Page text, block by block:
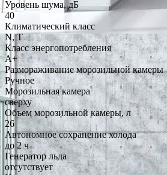
Уровень шума, дБ
40
Климатический класс
N, T
Класс энергопотребления
A+
Размораживание морозильной камеры
Ручное
Морозильная камера
сверху
Объем морозильной камеры, л
26
Автономное сохранение холода
до 2 ч
Генератор льда
отсутствует